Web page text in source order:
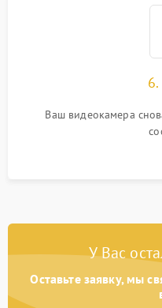
Ваш видеокамера
У Вас
Оставьте заявку, мы